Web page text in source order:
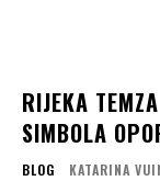
RIJEKA
SIMBOLA
BLOG KATARINA